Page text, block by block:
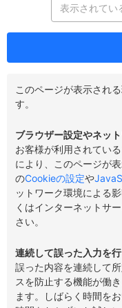
このページが表示され
す。
ブラウザー設定やネッ
お客様が利用されてい
により、このページが
のCookieの設定や
ットワーク環境による
くはインターネットサ
さい。
連続して誤った入力を
誤った内容を連続して
スを防止する機能が働
ます。しばらく時間を